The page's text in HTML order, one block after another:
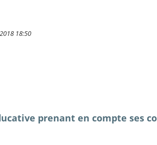
18:50
prenant en compte ses